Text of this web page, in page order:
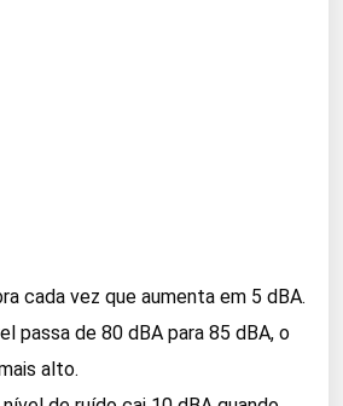
cada vez que aumenta em 5 dBA.
passa de 80 dBA para 85 dBA, o
alto.